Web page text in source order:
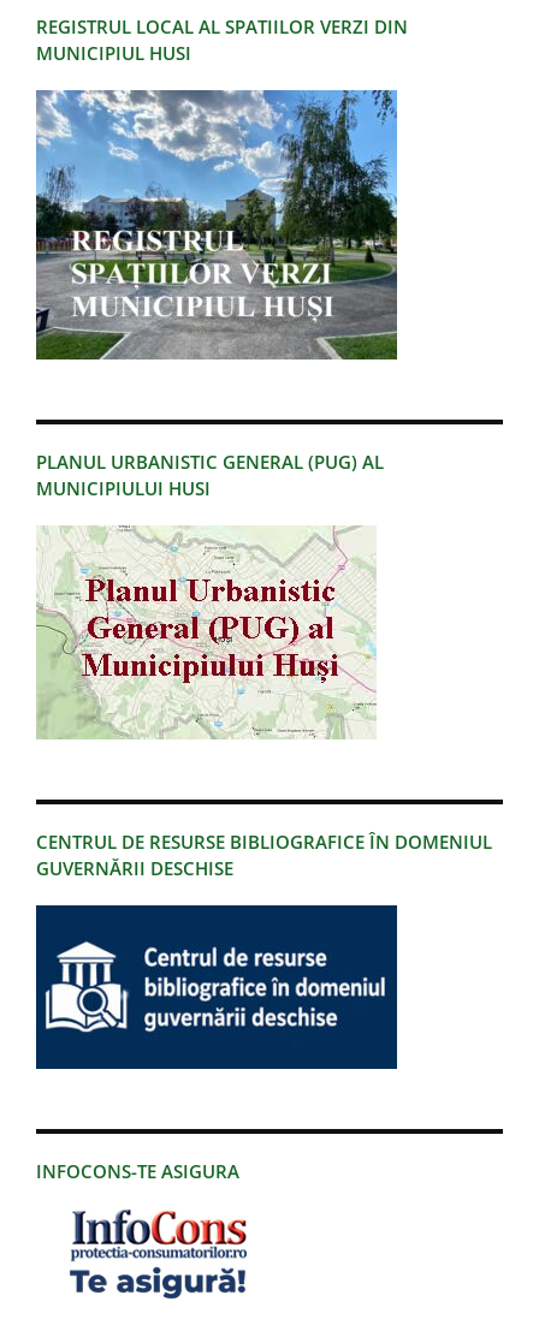
REGISTRUL LOCAL AL SPATIILOR VERZI DIN
MUNICIPIUL HUSI
PLANUL URBANISTIC GENERAL (PUG) AL
MUNICIPIULUI HUSI
CENTRUL DE RESURSE BIBLIOGRAFICE ÎN DOMENIUL
GUVERNĂRII DESCHISE
INFOCONS-TE ASIGURA